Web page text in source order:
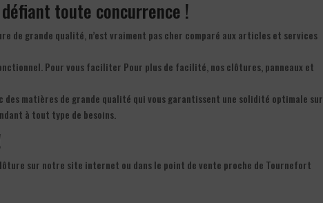
toute concurrence !
de grande qualité, n’est vraiment pas cher comparé aux articles et services
Pour vous faciliter Pour plus de facilité, nos clôtures, panneaux et
des matières de grande qualité qui vous garantissent une solidité optimale sur
à tout type de besoins.
sur notre site internet ou dans le point de vente proche de Tournefort